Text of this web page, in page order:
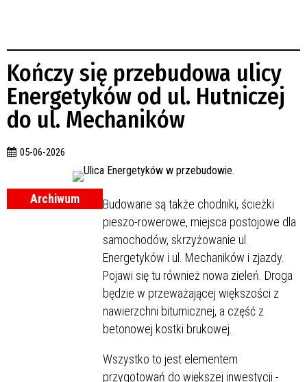
Kończy się przebudowa ulicy
Energetyków od ul. Hutniczej
do ul. Mechaników
05-06-2026
Archiwum
Budowane są także chodniki, ścieżki
pieszo-rowerowe, miejsca postojowe dla
samochodów, skrzyżowanie ul.
Energetyków i ul. Mechaników i zjazdy.
Pojawi się tu również nowa zieleń. Droga
będzie w przeważającej większości z
nawierzchni bitumicznej, a część z
betonowej kostki brukowej.
Wszystko to jest elementem
przygotowań do większej inwestycji -